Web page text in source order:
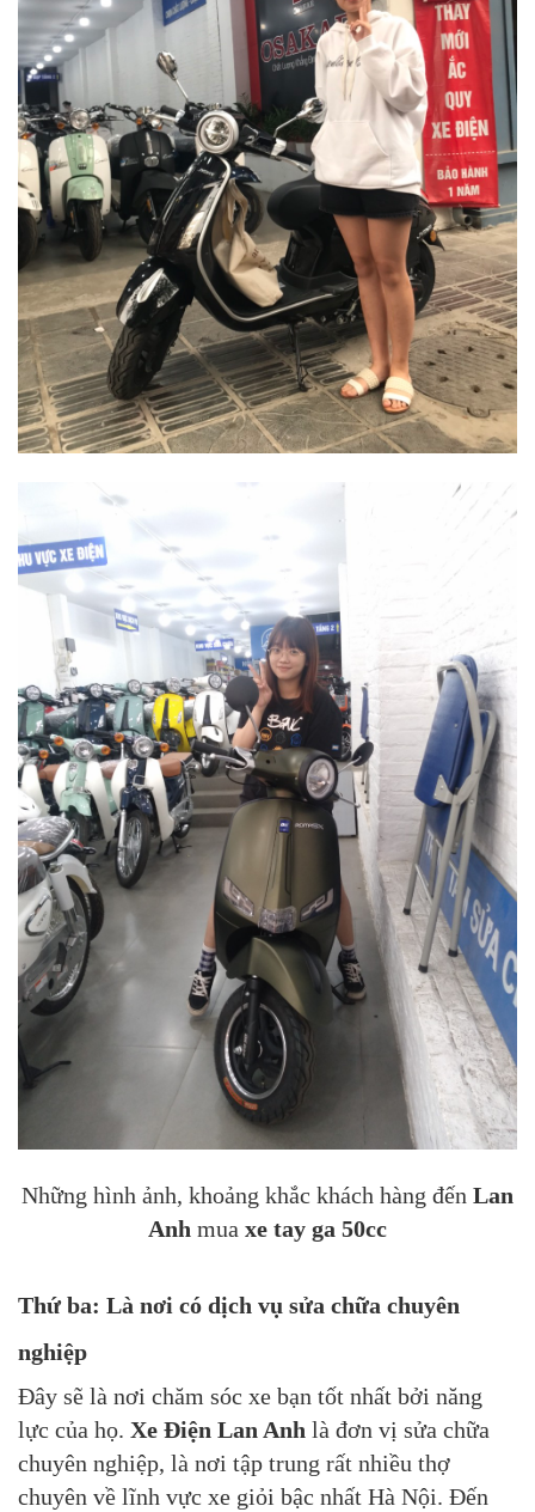
Những hình ảnh, khoảng khắc khách hàng đến Lan
Anh mua xe tay ga 50cc
Thứ ba: Là nơi có dịch vụ sửa chữa chuyên
nghiệp
Đây sẽ là nơi chăm sóc xe bạn tốt nhất bởi năng
lực của họ. Xe Điện Lan Anh là đơn vị sửa chữa
chuyên nghiệp, là nơi tập trung rất nhiều thợ
chuyên về lĩnh vực xe giỏi bậc nhất Hà Nội. Đến